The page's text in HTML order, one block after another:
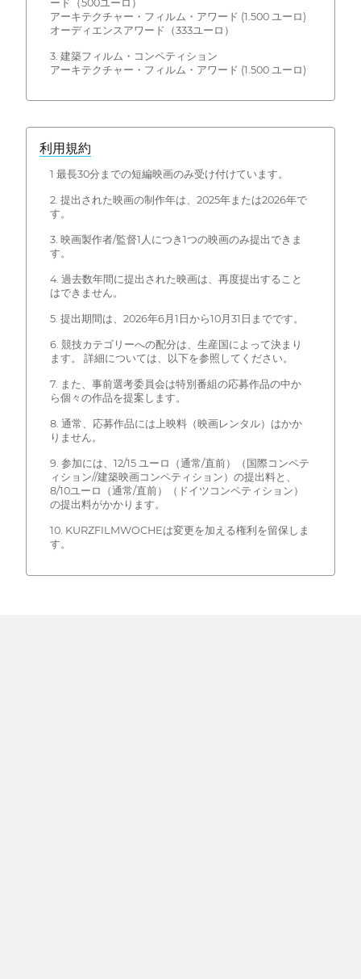
ード（500ユーロ）
アーキテクチャー・フィルム・アワード (1.500 ユーロ)
オーディエンスアワード（333ユーロ）
3. 建築フィルム・コンペティション
アーキテクチャー・フィルム・アワード (1.500 ユーロ)
利用規約
1 最長30分までの短編映画のみ受け付けています。
2. 提出された映画の制作年は、2025年または2026年で
す。
3. 映画製作者/監督1人につき1つの映画のみ提出できま
す。
4. 過去数年間に提出された映画は、再度提出すること
はできません。
5. 提出期間は、2026年6月1日から10月31日までです。
6. 競技カテゴリーへの配分は、生産国によって決まり
ます。 詳細については、以下を参照してください。
7. また、事前選考委員会は特別番組の応募作品の中か
ら個々の作品を提案します。
8. 通常、応募作品には上映料（映画レンタル）はかか
りません。
9. 参加には、12/15 ユーロ（通常/直前）（国際コンペテ
ィション//建築映画コンペティション）の提出料と、
8/10ユーロ（通常/直前）（ドイツコンペティション）
の提出料がかかります。
10. KURZFILMWOCHEは変更を加える権利を留保しま
す。